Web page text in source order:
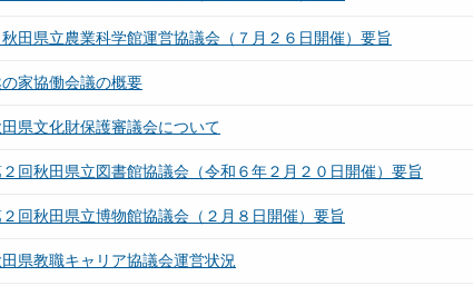
田県立農業科学館運営協議会（７月２６日開催）要旨
家協働会議の概要
県文化財保護審議会について
回秋田県立図書館協議会（令和６年２月２０日開催）要旨
回秋田県立博物館協議会（２月８日開催）要旨
県教職キャリア協議会運営状況